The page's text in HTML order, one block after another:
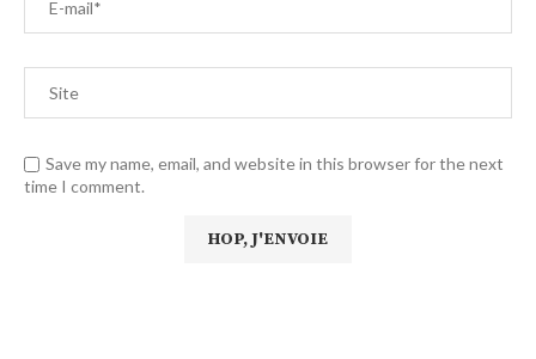
Save my name, email, and website in this browser for the next
time I comment.